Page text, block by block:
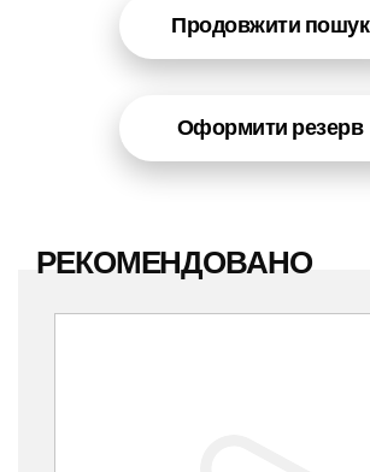
Продовжити пошук
Оформити резерв
РЕКОМЕНДОВАНО